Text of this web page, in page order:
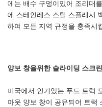
에는 배수 구멍이있어 조리대
에 스테인레스 스틸 스플래시
하여 모든 지역 규정을 충족시
양보 창을위한 슬라이딩 스크린
미국에서 인기있는 푸드 트럭
아웃 양보 창이 공유되어 트럭